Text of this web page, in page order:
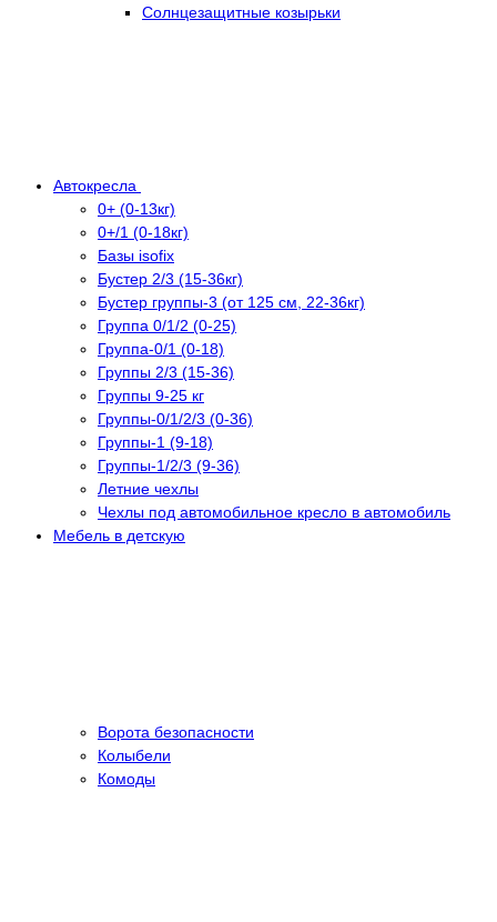
Солнцезащитные козырьки
Автокресла
0+ (0-13кг)
0+/1 (0-18кг)
Базы isofix
Бустер 2/3 (15-36кг)
Бустер группы-3 (от 125 см, 22-36кг)
Группа 0/1/2 (0-25)
Группа-0/1 (0-18)
Группы 2/3 (15-36)
Группы 9-25 кг
Группы-0/1/2/3 (0-36)
Группы-1 (9-18)
Группы-1/2/3 (9-36)
Летние чехлы
Чехлы под автомобильное кресло в автомобиль
Мебель в детскую
Ворота безопасности
Колыбели
Комоды